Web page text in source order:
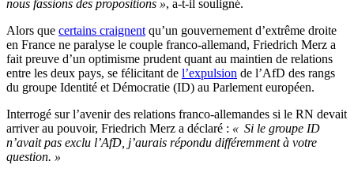
nous fassions des propositions », a-t-il souligné.
Alors que certains craignent qu’un gouvernement d’extrême droite
en France ne paralyse le couple franco-allemand, Friedrich Merz a
fait preuve d’un optimisme prudent quant au maintien de relations
entre les deux pays, se félicitant de l’expulsion de l’AfD des rangs
du groupe Identité et Démocratie (ID) au Parlement européen.
Interrogé sur l’avenir des relations franco-allemandes si le RN devait
arriver au pouvoir, Friedrich Merz a déclaré : « Si le groupe ID
n’avait pas exclu l’AfD, j’aurais répondu différemment à votre
question. »